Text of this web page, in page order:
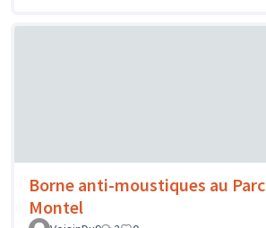
Borne anti-moustiques au Parc
Montel